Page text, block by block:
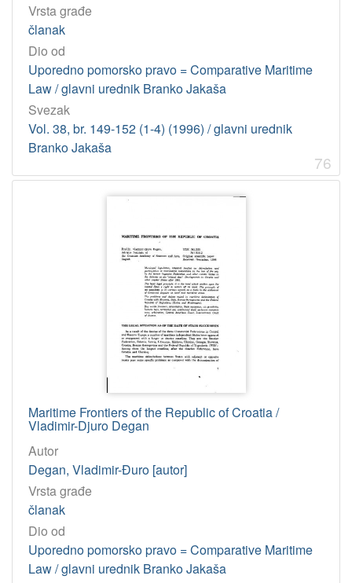
Vrsta građe
članak
Dio od
Uporedno pomorsko pravo = Comparative Maritime
Law / glavni urednik Branko Jakaša
Svezak
Vol. 38, br. 149-152 (1-4) (1996) / glavni urednik
Branko Jakaša
76
Maritime Frontiers of the Republic of Croatia /
Vladimir-Djuro Degan
Autor
Degan, Vladimir-Đuro [autor]
Vrsta građe
članak
Dio od
Uporedno pomorsko pravo = Comparative Maritime
Law / glavni urednik Branko Jakaša